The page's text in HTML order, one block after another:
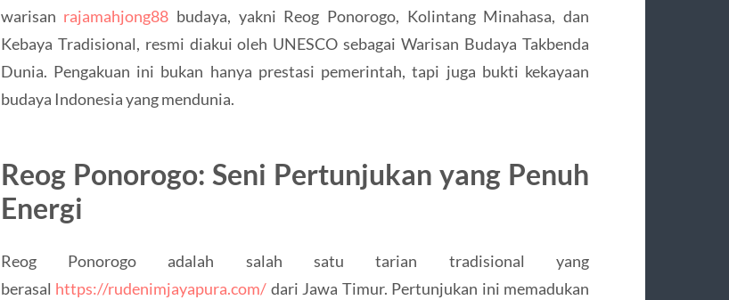
warisan rajamahjong88 budaya, yakni Reog Ponorogo, Kolintang Minahasa, dan
Kebaya Tradisional, resmi diakui oleh UNESCO sebagai Warisan Budaya Takbenda
Dunia. Pengakuan ini bukan hanya prestasi pemerintah, tapi juga bukti kekayaan
budaya Indonesia yang mendunia.
Reog Ponorogo: Seni Pertunjukan yang Penuh
Energi
Reog Ponorogo adalah salah satu tarian tradisional yang
berasal https://rudenimjayapura.com/ dari Jawa Timur. Pertunjukan ini memadukan